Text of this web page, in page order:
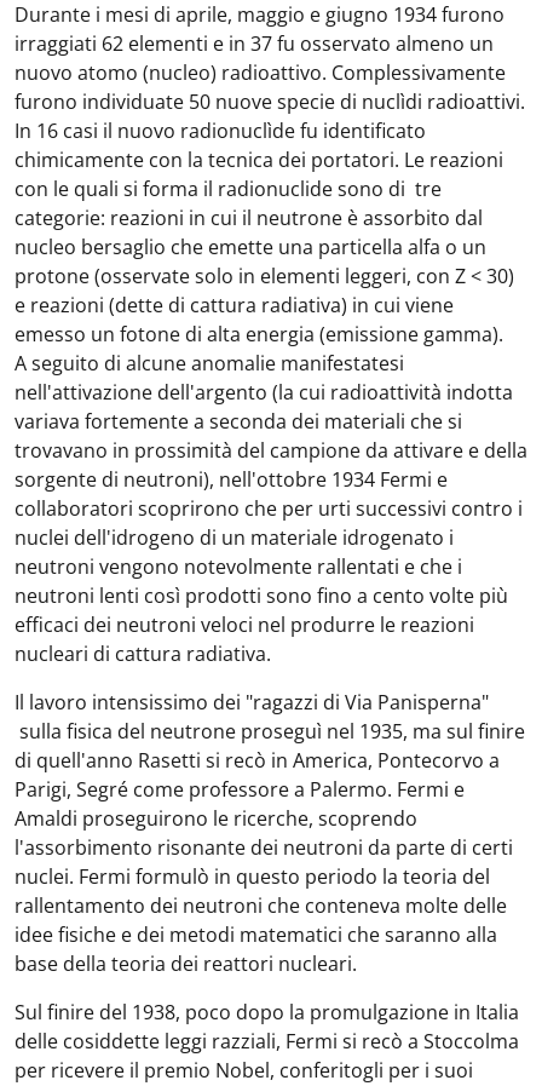
Durante i mesi di aprile, maggio e giugno 1934 furono
irraggiati 62 elementi e in 37 fu osservato almeno un
nuovo atomo (nucleo) radioattivo. Complessivamente
furono individuate 50 nuove specie di nuclìdi radioattivi.
In 16 casi il nuovo radionuclìde fu identificato
chimicamente con la tecnica dei portatori. Le reazioni
con le quali si forma il radionuclide sono di tre
categorie: reazioni in cui il neutrone è assorbito dal
nucleo bersaglio che emette una particella alfa o un
protone (osservate solo in elementi leggeri, con Z < 30)
e reazioni (dette di cattura radiativa) in cui viene
emesso un fotone di alta energia (emissione gamma).
A seguito di alcune anomalie manifestatesi
nell'attivazione dell'argento (la cui radioattività indotta
variava fortemente a seconda dei materiali che si
trovavano in prossimità del campione da attivare e della
sorgente di neutroni), nell'ottobre 1934 Fermi e
collaboratori scoprirono che per urti successivi contro i
nuclei dell'idrogeno di un materiale idrogenato i
neutroni vengono notevolmente rallentati e che i
neutroni lenti così prodotti sono fino a cento volte più
efficaci dei neutroni veloci nel produrre le reazioni
nucleari di cattura radiativa.
Il lavoro intensissimo dei "ragazzi di Via Panisperna"
sulla fisica del neutrone proseguì nel 1935, ma sul finire
di quell'anno Rasetti si recò in America, Pontecorvo a
Parigi, Segré come professore a Palermo. Fermi e
Amaldi proseguirono le ricerche, scoprendo
l'assorbimento risonante dei neutroni da parte di certi
nuclei. Fermi formulò in questo periodo la teoria del
rallentamento dei neutroni che conteneva molte delle
idee fisiche e dei metodi matematici che saranno alla
base della teoria dei reattori nucleari.
Sul finire del 1938, poco dopo la promulgazione in Italia
delle cosiddette leggi razziali, Fermi si recò a Stoccolma
per ricevere il premio Nobel, conferitogli per i suoi